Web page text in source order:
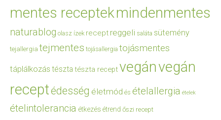
mentes receptekmindenmentes
naturablog olasz ízek recept reggeli saláta sütemény
tejallergia tejmentes tojásallergia tojásmentes
táplálkozás tészta tészta receptvegánvegán
receptédesség életmód és ételallergia ételek
ételintolerancia étkezés étrend őszi recept